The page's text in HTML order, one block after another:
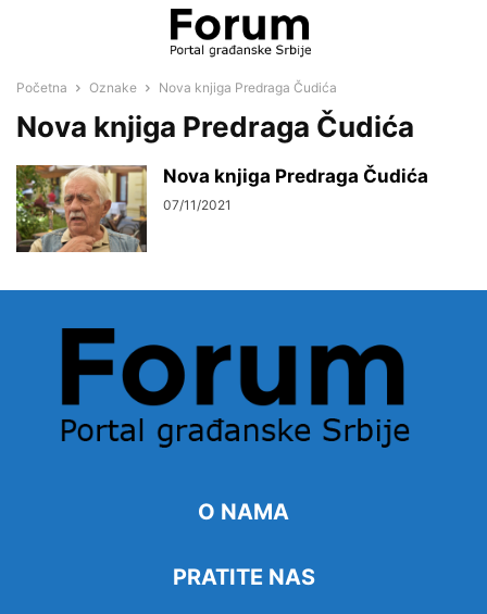
Početna Oznake Nova knjiga Predraga Čudića
Nova knjiga Predraga Čudića
Nova knjiga Predraga Čudića
07/11/2021
O NAMA
PRATITE NAS